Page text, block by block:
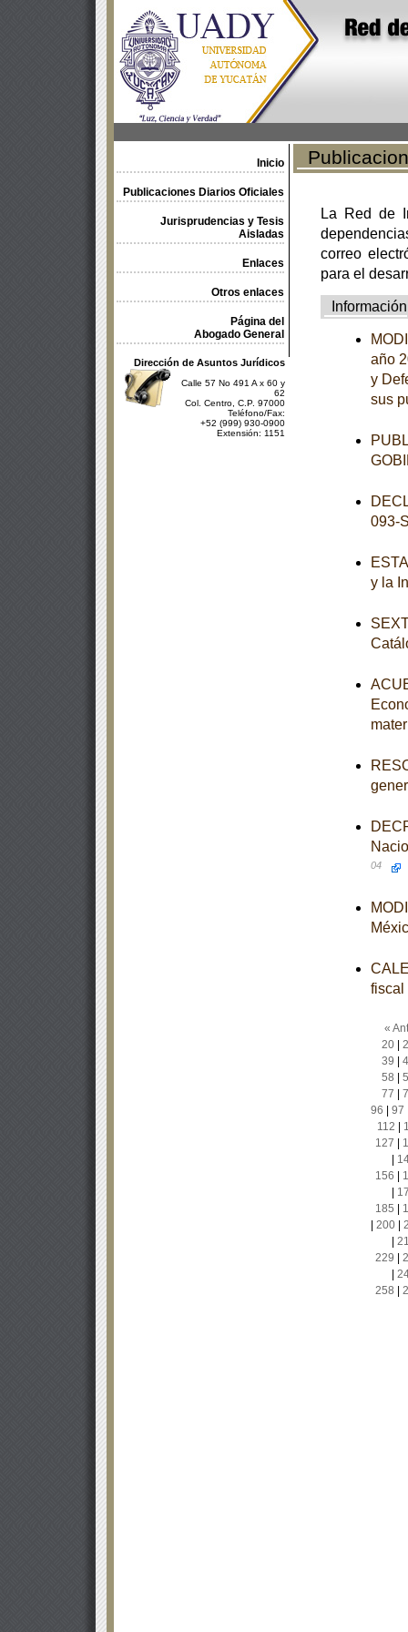
Inicio
Publicaciones Diarios Oficiales
Jurisprudencias y Tesis
Aisladas
Enlaces
Otros enlaces
Página del
Abogado General
Dirección de Asuntos Jurídicos
Calle 57 No 491 A x 60 y
62
Col. Centro, C.P. 97000
Teléfono/Fax:
+52 (999) 930-0900
Extensión: 1151
La Red de
correo
para el
Información
año
y
sus
093-
y la
04
fiscal
«
20|
39
58
77
96
97
112
127
156
185
200|
229
258